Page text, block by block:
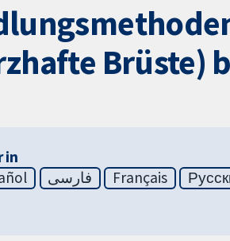
Brüste)
in
فارسی Français